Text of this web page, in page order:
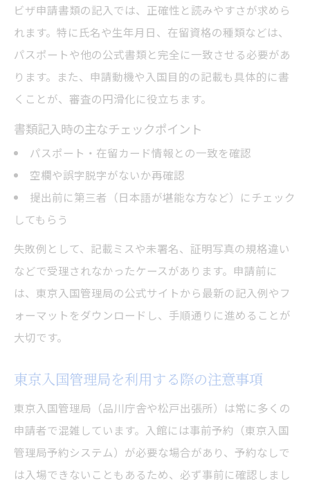
ビザ申請書類の記入では、正確性と読みやすさが求めら
れます。特に氏名や生年月日、在留資格の種類などは、
パスポートや他の公式書類と完全に一致させる必要があ
ります。また、申請動機や入国目的の記載も具体的に書
くことが、審査の円滑化に役立ちます。
書類記入時の主なチェックポイント
パスポート・在留カード情報との一致を確認
空欄や誤字脱字がないか再確認
提出前に第三者（日本語が堪能な方など）にチェック
してもらう
失敗例として、記載ミスや未署名、証明写真の規格違い
などで受理されなかったケースがあります。申請前に
は、東京入国管理局の公式サイトから最新の記入例やフ
ォーマットをダウンロードし、手順通りに進めることが
大切です。
東京入国管理局を利用する際の注意事項
東京入国管理局（品川庁舎や松戸出張所）は常に多くの
申請者で混雑しています。入館には事前予約（東京入国
管理局予約システム）が必要な場合があり、予約なしで
は入場できないこともあるため、必ず事前に確認しまし